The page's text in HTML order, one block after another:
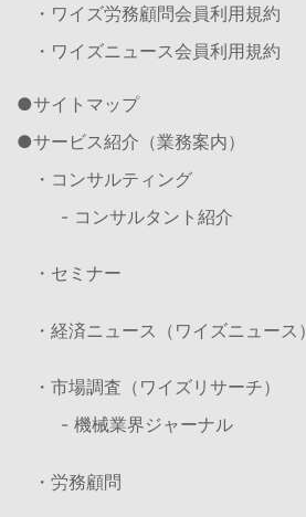
・ワイズ労務顧問会員利用規約
・ワイズニュース会員利用規約
サイトマップ
サービス紹介（業務案内）
・コンサルティング
- コンサルタント紹介
・セミナー
・経済ニュース（ワイズニュース）
・市場調査（ワイズリサーチ）
- 機械業界ジャーナル
・労務顧問